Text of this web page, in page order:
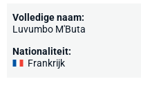
Volledige naam:
Luvumbo M'Buta
Nationaliteit:
Frankrijk